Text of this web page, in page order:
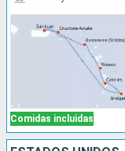
Comidas incluidas